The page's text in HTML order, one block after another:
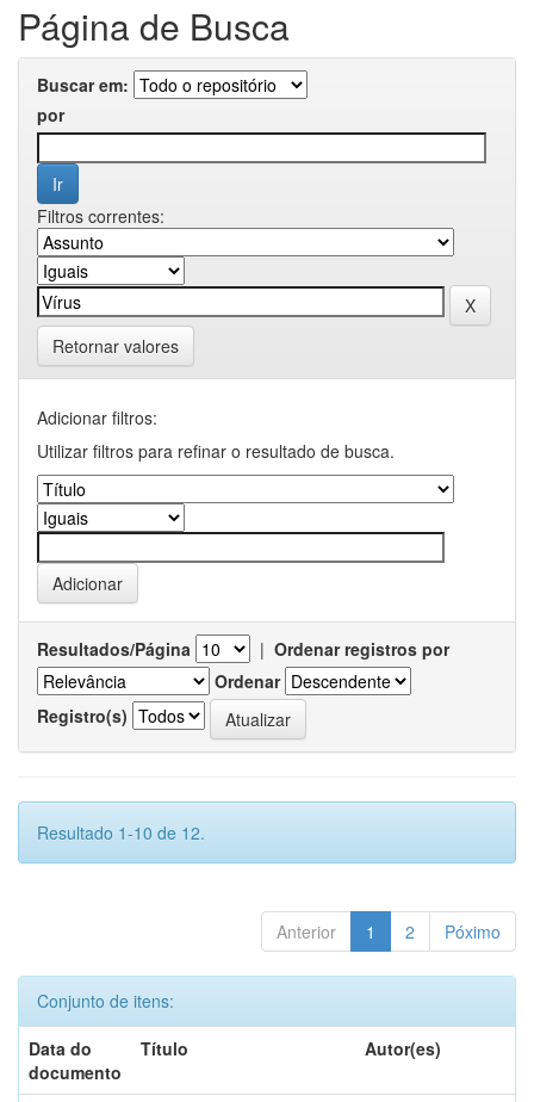
Página de Busca
Buscar em:
por
Filtros correntes:
Retornar valores
Adicionar filtros:
Utilizar filtros para refinar o resultado de busca.
Resultados/Página | Ordenar registros por
Ordenar
Registro(s)
Resultado 1-10 de 12.
Anterior 1 2 Póximo
Conjunto de itens:
Data do
documento
Título Autor(es)